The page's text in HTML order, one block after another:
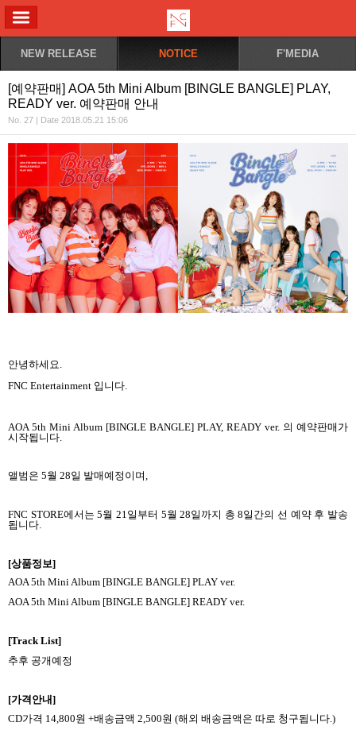
NEW RELEASE NOTICE F'MEDIA
[예약판매] AOA 5th Mini Album [BINGLE BANGLE] PLAY,
READY ver. 예약판매 안내
No. 27 | Date 2018.05.21 15:06
안녕하세요
FNC Entertainment 입니다.
AOA 5th Mini Album [BINGLE BANGLE] PLAY, READY ver. 의 예약판매가
시작됩니다
앨범은 5월 28일 발매예정이며
FNC STORE에서는5월 21일부터 5월28일까지 총8일간의 선 예약 후 발송
됩니다.
[상품정보]
AOA 5th Mini Album [BINGLE BANGLE] PLAY ver.
AOA 5th Mini Album [BINGLE BANGLE] READY ver.
[Track List]
추후 공개예정
[가격안내]
CD가격 14,800원 +배송금액 2,500원 (해외 배송금액은 따로 청구됩니다 .)